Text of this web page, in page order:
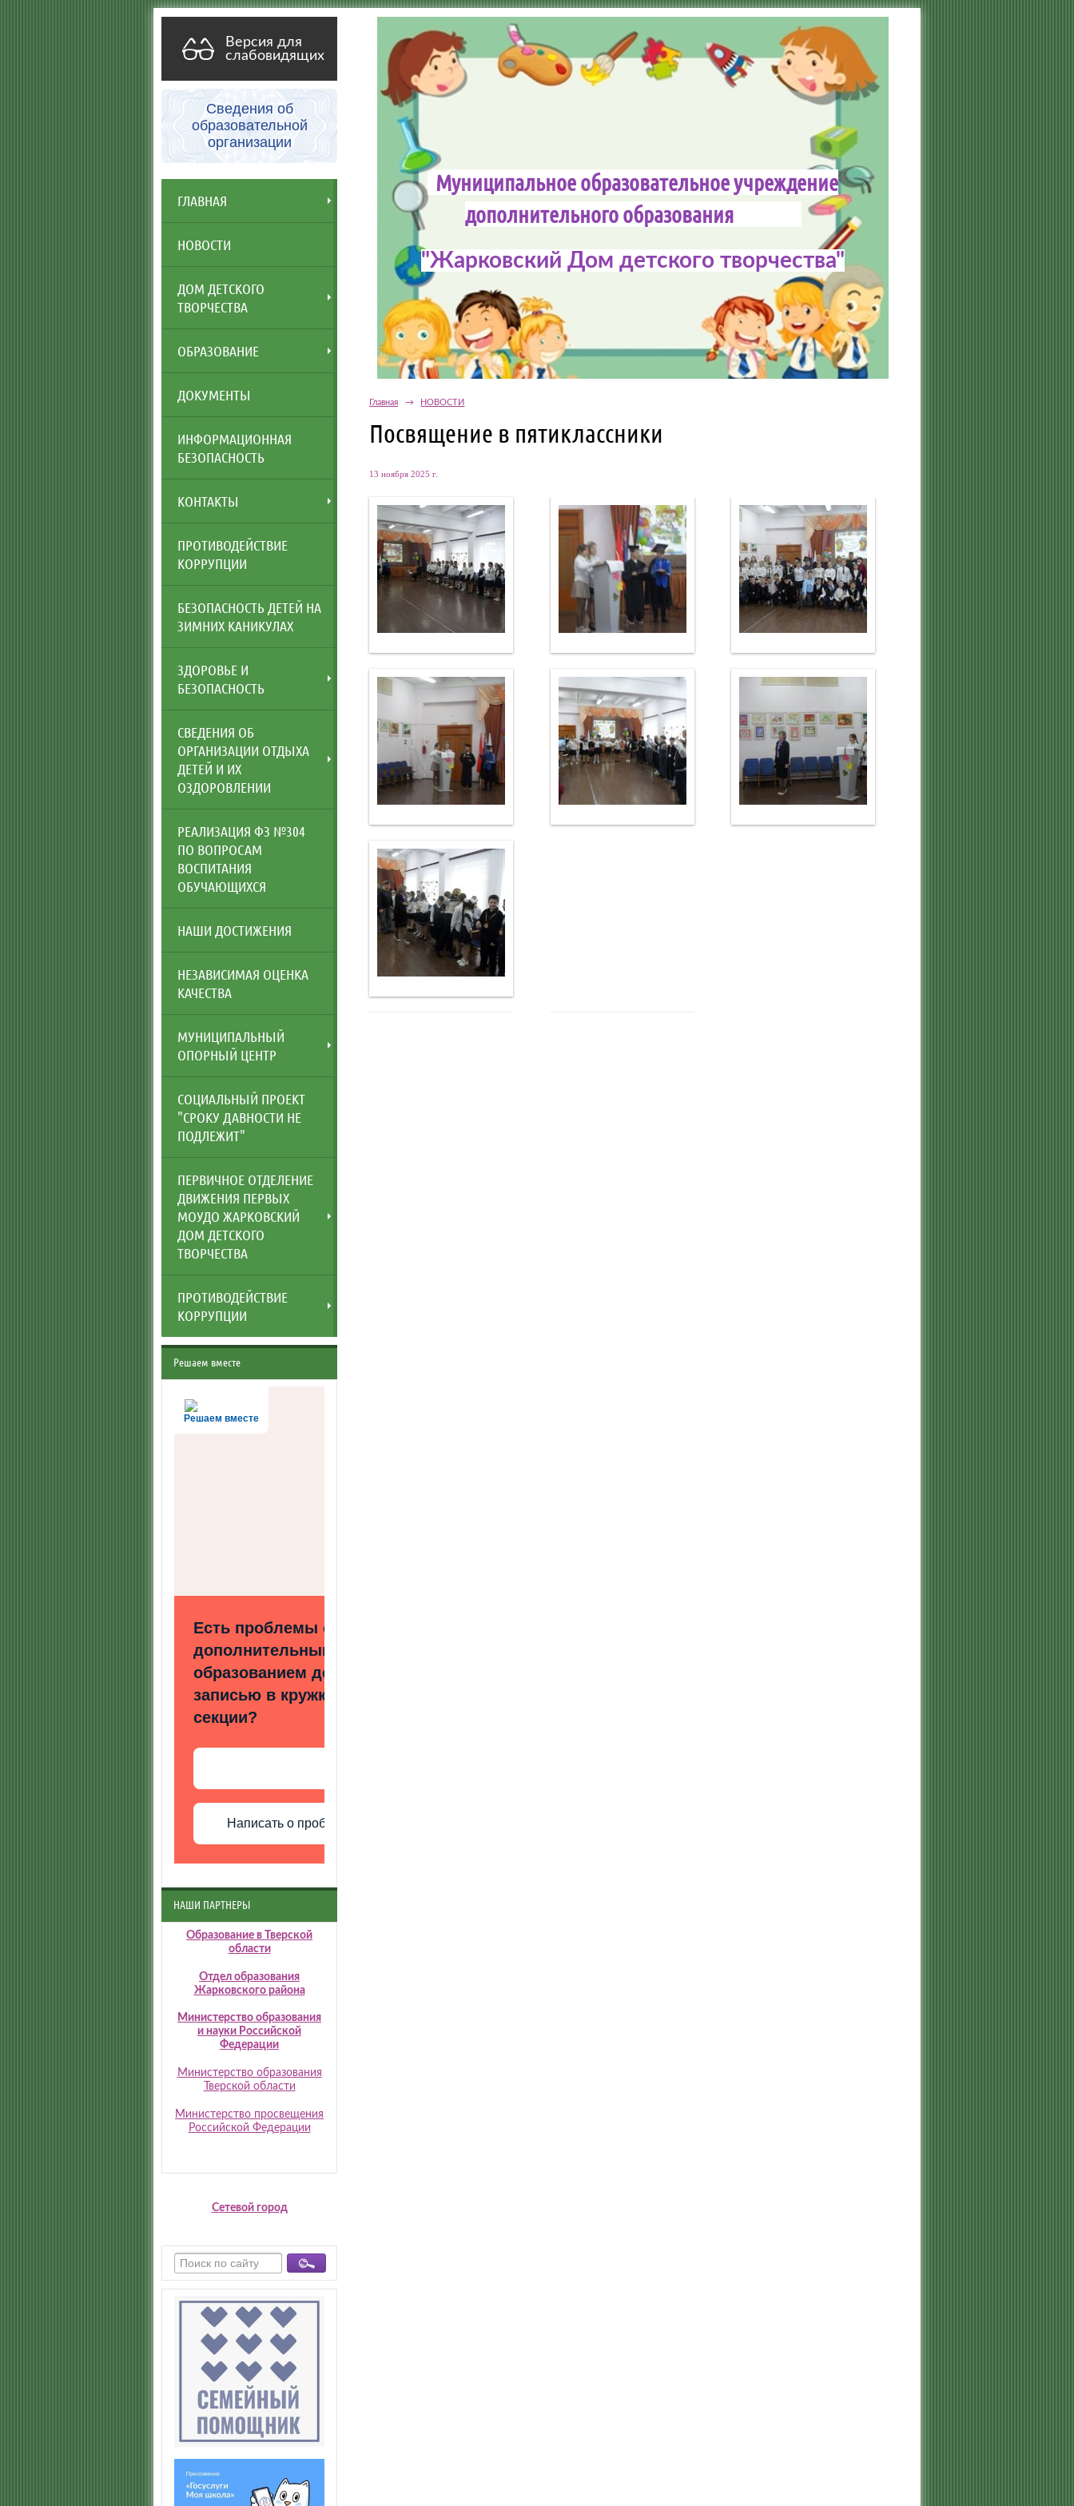
Версия для
слабовидящих
Сведения об
образовательной
организации
ГЛАВНАЯ
НОВОСТИ
ДОМ ДЕТСКОГО
ТВОРЧЕСТВА
ОБРАЗОВАНИЕ
ДОКУМЕНТЫ
ИНФОРМАЦИОННАЯ
БЕЗОПАСНОСТЬ
КОНТАКТЫ
ПРОТИВОДЕЙСТВИЕ
КОРРУПЦИИ
БЕЗОПАСНОСТЬ ДЕТЕЙ НА
ЗИМНИХ КАНИКУЛАХ
ЗДОРОВЬЕ И
БЕЗОПАСНОСТЬ
СВЕДЕНИЯ ОБ
ОРГАНИЗАЦИИ ОТДЫХА
ДЕТЕЙ И ИХ
ОЗДОРОВЛЕНИИ
РЕАЛИЗАЦИЯ ФЗ №304
ПО ВОПРОСАМ
ВОСПИТАНИЯ
ОБУЧАЮЩИХСЯ
НАШИ ДОСТИЖЕНИЯ
НЕЗАВИСИМАЯ ОЦЕНКА
КАЧЕСТВА
МУНИЦИПАЛЬНЫЙ
ОПОРНЫЙ ЦЕНТР
СОЦИАЛЬНЫЙ ПРОЕКТ
"СРОКУ ДАВНОСТИ НЕ
ПОДЛЕЖИТ"
ПЕРВИЧНОЕ ОТДЕЛЕНИЕ
ДВИЖЕНИЯ ПЕРВЫХ
МОУДО ЖАРКОВСКИЙ
ДОМ ДЕТСКОГО
ТВОРЧЕСТВА
ПРОТИВОДЕЙСТВИЕ
КОРРУПЦИИ
Решаем вместе
Решаем вместе
Есть проблемы с
дополнительным
образованием детей? С
записью в кружки и
секции?
Написать о проблеме
НАШИ ПАРТНЕРЫ
Образование в Тверской
области
Отдел образования
Жарковского района
Министерство образования
и науки Российской
Федерации
Министерство образования
Тверской области
Министерство просвещения
Российской Федерации
Сетевой город
Муниципальное образовательное учреждение
дополнительного образования
"Жарковский Дом детского творчества"
Главная → НОВОСТИ
Посвящение в пятиклассники
13 ноября 2025 г.